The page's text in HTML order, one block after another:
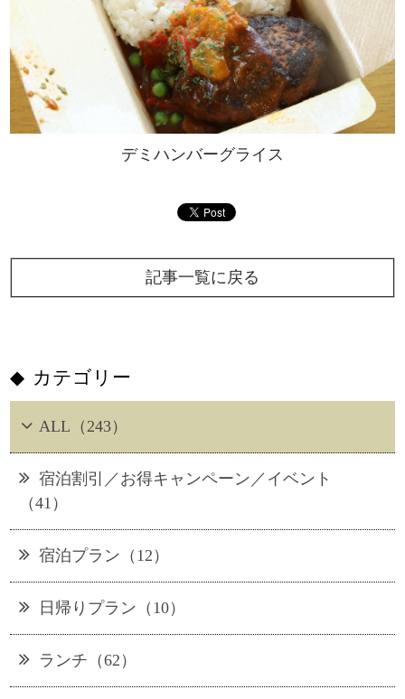
デミハンバーグライス
記事一覧に戻る
カテゴリー
ALL（243）
宿泊割引／お得キャンペーン／イベント
（41）
宿泊プラン（12）
日帰りプラン（10）
ランチ（62）